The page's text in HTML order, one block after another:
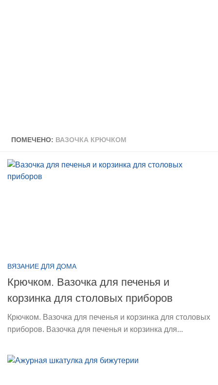
ПОМЕЧЕНО: ВАЗОЧКА КРЮЧКОМ
ВЯЗАНИЕ ДЛЯ ДОМА
Крючком. Вазочка для печенья и
корзинка для столовых приборов
Крючком. Вазочка для печенья и корзинка для столовых
приборов. Вазочка для печенья и корзинка для...